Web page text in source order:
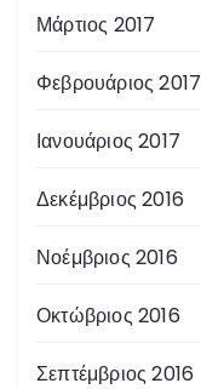
Μάρτιος 2017
Φεβρουάριος 2017
Ιανουάριος 2017
Δεκέμβριος 2016
Νοέμβριος 2016
Οκτώβριος 2016
Σεπτέμβριος 2016